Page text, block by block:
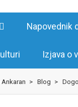
Napovednik
Izjava o
> Blog >